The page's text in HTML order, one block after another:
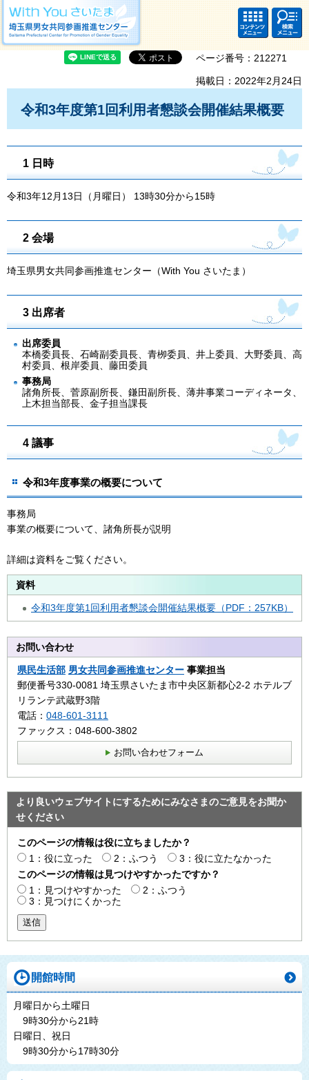
Center for Promotion of Gender Equality
コンテ
ンツメ
ニュー
検索・
共通メ
ニュー
ページ番号：212271
掲載日：2022年2月24日
令和3年度第1回利用者懇談会開催結果概要
1 日時
令和3年12月13日（月曜日） 13時30分から15時
2 会場
埼玉県男女共同参画推進センター（With You さいたま）
3 出席者
出席委員
本橋委員長、石崎副委員長、青栁委員、井上委員、大野委員、高
村委員、根岸委員、藤田委員
事務局
諸角所長、菅原副所長、鎌田副所長、薄井事業コーディネータ、
上木担当部長、金子担当課長
4 議事
令和3年度事業の概要について
事務局
事業の概要について、諸角所長が説明
詳細は資料をご覧ください。
資料
令和3年度第1回利用者懇談会開催結果概要（PDF：257KB）
お問い合わせ
県民生活部 男女共同参画推進センター 事業担当
郵便番号330-0081 埼玉県さいたま市中央区新都心2‐2 ホテルブ
リランテ武蔵野3階
電話： 048-601-3111
ファックス：048-600-3802
お問い合わせフォーム
より良いウェブサイトにするためにみなさまのご意見をお聞か
せください
このページの情報は役に立ちましたか？
1：役に立った
2：ふつう
3：役に立たなかった
このページの情報は見つけやすかったですか？
1：見つけやすかった
2：ふつう
3：見つけにくかった
送信
開館時間
月曜日から土曜日
9時30分から21時
日曜日、祝日
9時30分から17時30分